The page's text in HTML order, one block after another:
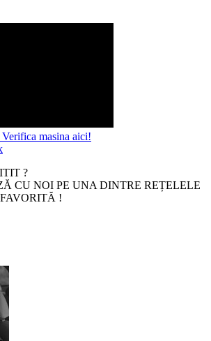
?
CU NOI PE UNA DINTRE REȚELELE
!